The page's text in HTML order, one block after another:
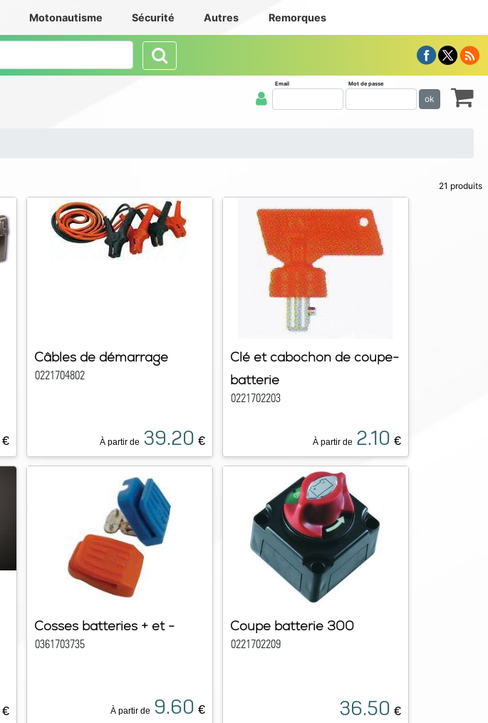
Motonautisme Sécurité Autres Remorques
Email Mot de passe
ok
21 produits
€
Câbles de démarrage
0221704802
À partir de 39.20 €
Clé et cabochon de coupe-
batterie
0221702203
À partir de 2.10 €
€
Cosses batteries + et -
0361703735
À partir de 9.60 €
Coupe batterie 300
0221702209
36.50 €